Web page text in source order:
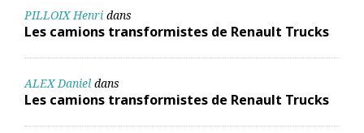
PILLOIX Henri dans
Les camions transformistes de Renault Trucks
ALEX Daniel dans
Les camions transformistes de Renault Trucks